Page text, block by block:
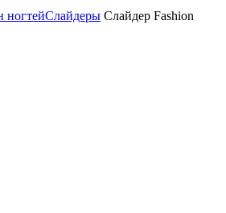
ногтейСлайдеры Слайдер Fashion